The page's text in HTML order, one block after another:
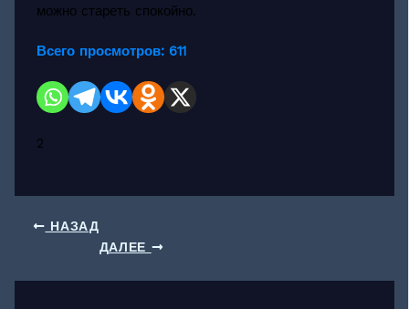
можно стареть спокойно.
Всего просмотров: 611
2
НАЗАД
ДАЛЕЕ